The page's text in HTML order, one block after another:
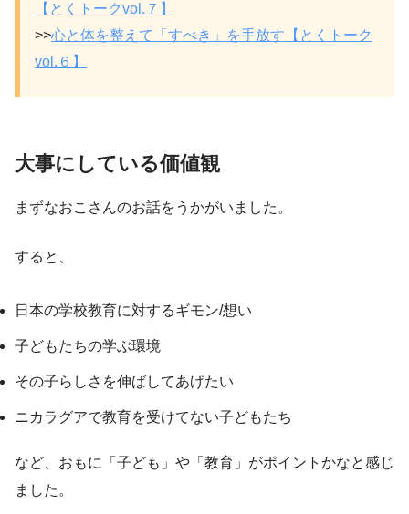
【とくトークvol.７】
>>心と体を整えて「すべき」を手放す【とくトーク
vol.６】
大事にしている価値観
まずなおこさんのお話をうかがいました。
すると、
日本の学校教育に対するギモン/想い
子どもたちの学ぶ環境
その子らしさを伸ばしてあげたい
ニカラグアで教育を受けてない子どもたち
など、おもに「子ども」や「教育」がポイントかなと感じ
ました。